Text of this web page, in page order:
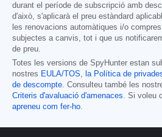
durant el període de subscripció amb
d'això, s'aplicarà el preu estàndard
les renovacions automàtiques i/o
subjectes a canvis, tot i que us
de preu.
Totes les versions de SpyHunter estan
nostres EULA/TOS, la Política de
de descompte. Consulteu també les
Criteris d'avaluació d'amenaces. Si voleu
apreneu com fer-ho.